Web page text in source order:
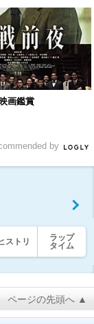
画鑑賞
by
ヒストリ
ラップ
タイム
ページの先頭へ ▲